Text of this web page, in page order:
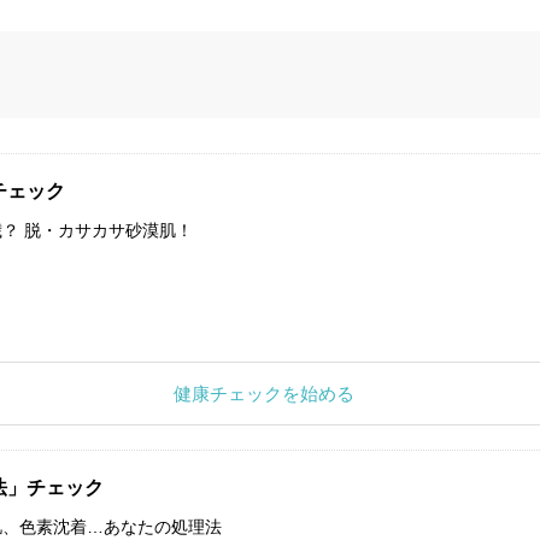
ェック
脱・カサカサ砂漠肌！
健康チェックを始める
」チェック
色素沈着…あなたの処理法